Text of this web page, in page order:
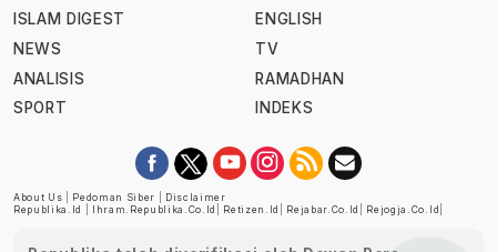
ISLAM DIGEST
NEWS
ANALISIS
SPORT
ENGLISH
TV
RAMADHAN
INDEKS
About Us Pedoman Siber
Disclaimer
Republika.id
Ihram.republika.co.id Retizen.id Rejabar.co.id Rejogja.co.id